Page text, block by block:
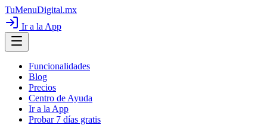
TuMenuDigital.mx
Ir a la App
Funcionalidades
Blog
Precios
Centro de Ayuda
Ir a la App
Probar 7 días gratis